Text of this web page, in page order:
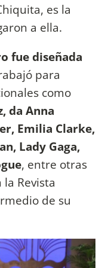
es la
a ella.
fue diseñada
para
como
da Anna
Emilia Clarke,
Lady Gaga,
, entre otras
Revista
de su